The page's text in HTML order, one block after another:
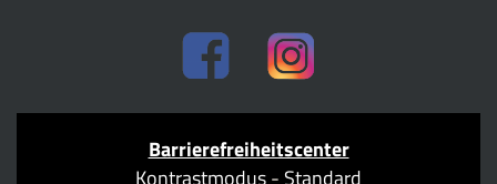
Barrierefreiheitscenter
Kontrastmodus- Standard